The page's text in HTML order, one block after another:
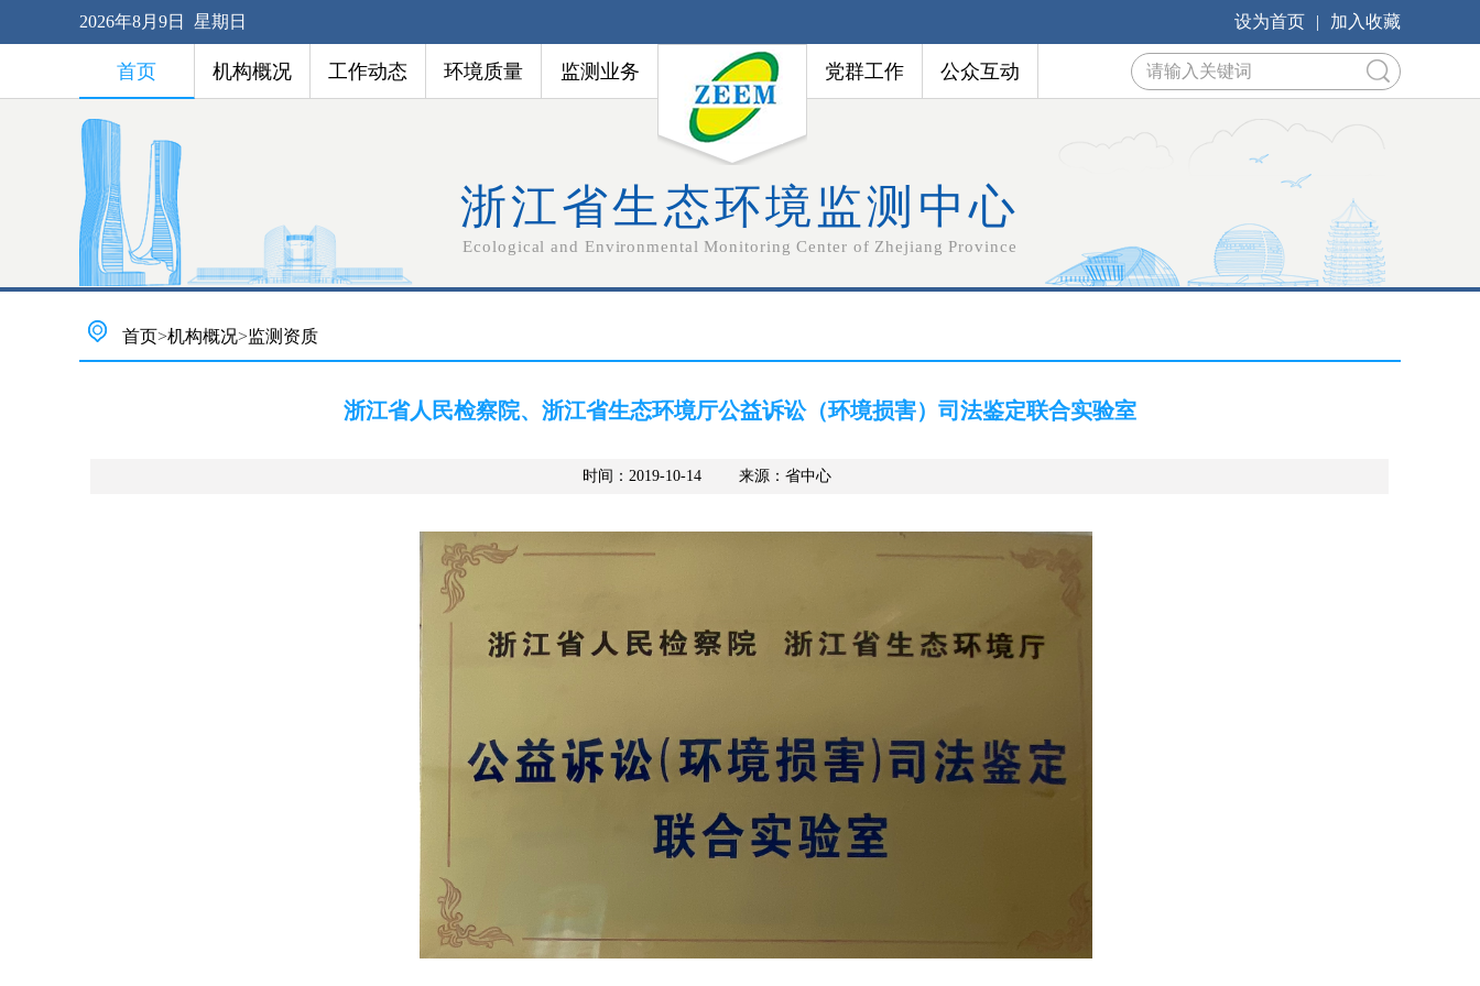
2026年8月9日 星期日 设为首页 | 加入收藏
首页 机构概况 工作动态 环境质量 监测业务 党群工作 公众互动
浙江省生态环境监测中心
Ecological and Environmental Monitoring Center of Zhejiang Province
首页>机构概况>监测资质
浙江省人民检察院、浙江省生态环境厅公益诉讼（环境损害）司法鉴定联合实验室
时间：2019-10-14 来源： 省中心